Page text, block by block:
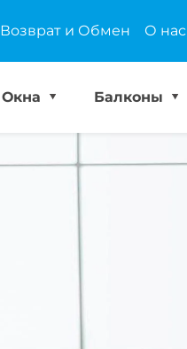
Возврат и Обмен О нас
Окна Балконы